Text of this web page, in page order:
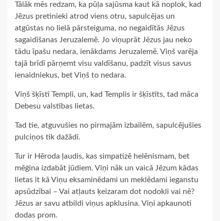
Tālāk mēs redzam, ka pūļa sajūsma kaut kā noplok, kad
Jēzus pretinieki atrod viens otru, sapulcējas un
atgūstas no lielā pārsteiguma, no negaidītās Jēzus
sagaidīšanas Jeruzalemē. Jo viņuprāt Jēzus jau neko
tādu īpašu nedara, ienākdams Jeruzalemē. Viņš varēja
tajā brīdī pārņemt visu valdīšanu, padzīt visus savus
ienaidniekus, bet Viņš to nedara.
Viņš šķīstī Templi, un, kad Templis ir šķīstīts, tad māca
Debesu valstības lietas.
Tad tie, atguvušies no pirmajām izbailēm, sapulcējušies
pulciņos tik dažādi.
Tur ir Hēroda ļaudis, kas simpatizē helēnismam, bet
mēģina izdabāt jūdiem. Viņi nāk un vaicā Jēzum kādas
lietas it kā Viņu eksaminēdami un meklēdami ieganstu
apsūdzībai – Vai atļauts ķeizaram dot nodokli vai nē?
Jēzus ar savu atbildi viņus apklusina. Viņi apkaunoti
dodas prom.